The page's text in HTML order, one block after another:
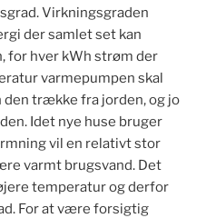
Virkningsgraden
der samlet set kan
for hver kWh strøm der
varmepumpen skal
den trække fra jorden, og jo
Idet nye huse bruger
vil en relativt stor
varmt brugsvand. Det
temperatur og derfor
For at være forsigtig